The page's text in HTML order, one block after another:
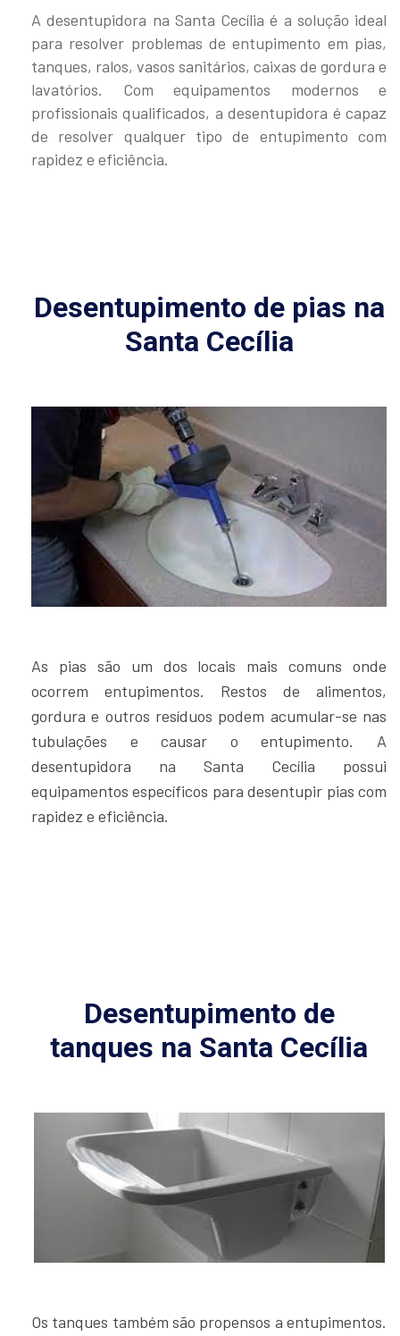
A desentupidora na Santa Cecília é a solução ideal
para resolver problemas de entupimento em pias,
tanques, ralos, vasos sanitários, caixas de gordura e
lavatórios. Com equipamentos modernos e
profissionais qualificados, a desentupidora é capaz
de resolver qualquer tipo de entupimento com
rapidez e eficiência.
Desentupimento de pias na
Santa Cecília
As pias são um dos locais mais comuns onde
ocorrem entupimentos. Restos de alimentos,
gordura e outros resíduos podem acumular-se nas
tubulações e causar o entupimento. A
desentupidora na Santa Cecília possui
equipamentos específicos para desentupir pias com
rapidez e eficiência.
Desentupimento de
tanques na Santa Cecília
Os tanques também são propensos a entupimentos.